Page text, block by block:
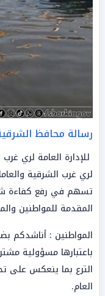
رسالة محافظ
للإدارة العامة لري
لري غرب الشرقية
تسهم في رفع كفاءة
المقدمة للمواطنين
المواطنين : أناشدكم
باعتبارها مسؤولية
الترع بما ينعكس على
العام.